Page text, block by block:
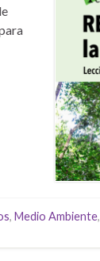
, Medio Ambiente,